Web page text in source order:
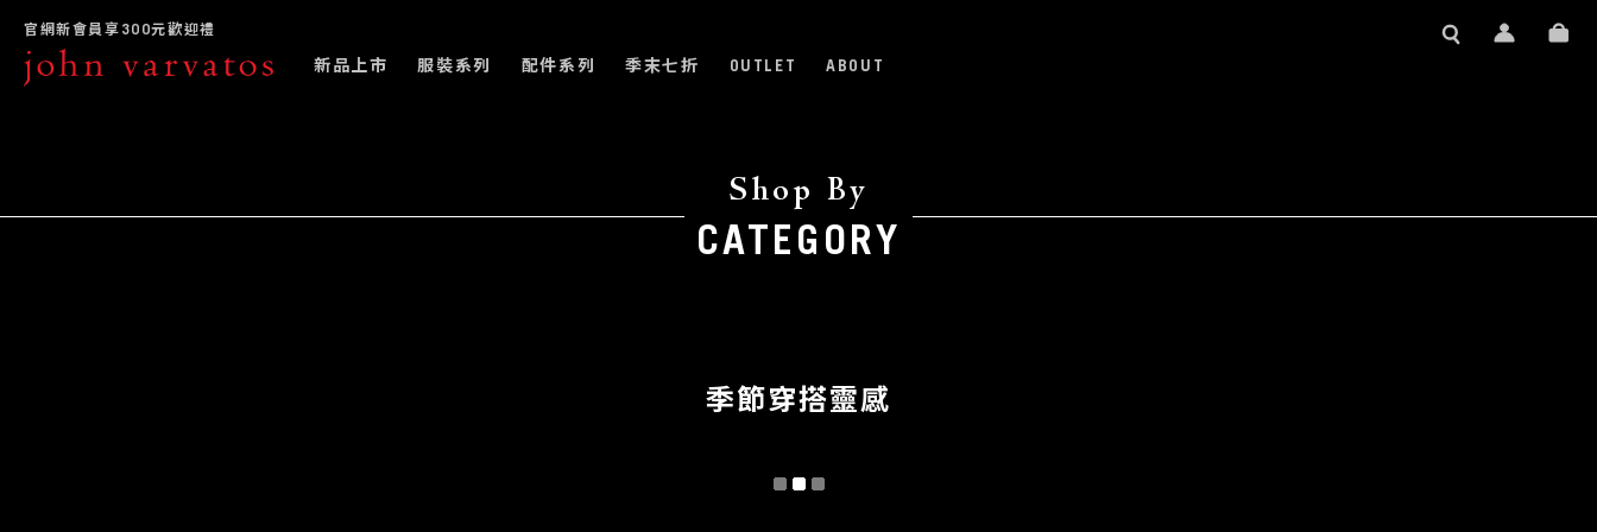
官網新會員享300元歡迎禮
新品上市 服裝系列 配件系列 季末七折 OUTLET ABOUT
Shop By
CATEGORY
季節穿搭靈感